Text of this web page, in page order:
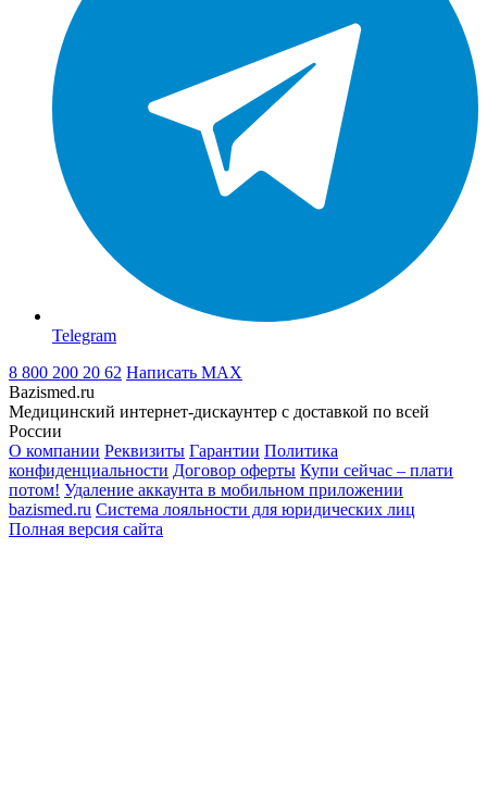
Telegram
8 800 200 20 62 Написать MAX
Bazismed.ru
Медицинский интернет-дискаунтер с доставкой по всей
России
О компании Реквизиты Гарантии Политика
конфиденциальности Договор оферты Купи сейчас – плати
потом! Удаление аккаунта в мобильном приложении
bazismed.ru Система лояльности для юридических лиц
Полная версия сайта